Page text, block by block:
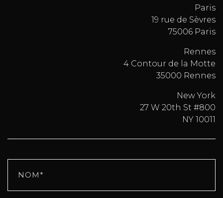
Paris
19 rue de Sèvres
75006 Paris
Rennes
4 Contour de la Motte
35000 Rennes
New York
27 W 20th St #800
NY 10011